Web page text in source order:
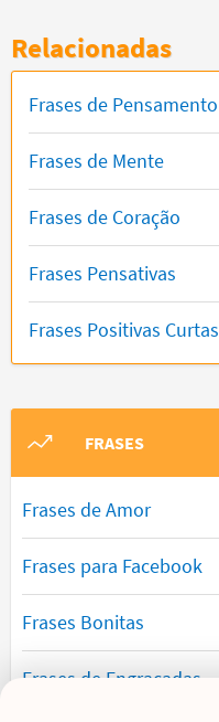
Relacionadas
Frases de Pensamento
Frases de Mente
Frases de Coração
Frases Pensativas
Frases Positivas Curtas
FRASES
Frases de Amor
Frases para Facebook
Frases Bonitas
Frases de Engraçadas